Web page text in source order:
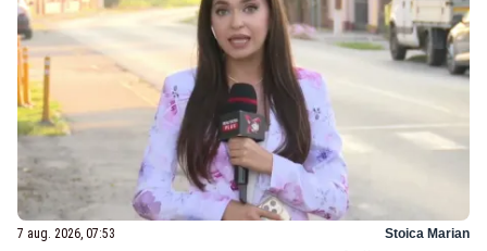
7 aug. 2026, 07:53 Stoica Marian